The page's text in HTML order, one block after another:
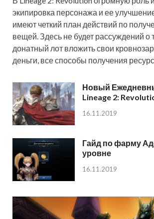
экипировка персонажа и ее
имеют четкий план действий по
вещей. Здесь не будет рассуждений о
донатный лот вложить свои
деньги, все способы получения
Новый
Lineage 2:
16.11.2019
Гайд по фарму
уровне
16.11.2019